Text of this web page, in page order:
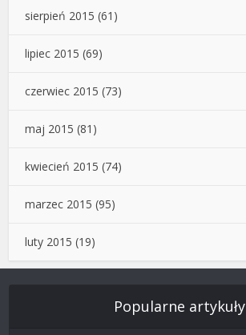
sierpień 2015 (61)
lipiec 2015 (69)
czerwiec 2015 (73)
maj 2015 (81)
kwiecień 2015 (74)
marzec 2015 (95)
luty 2015 (19)
Popularne artykuły